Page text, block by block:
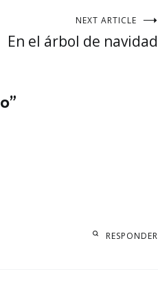
NEXT ARTICLE
En el árbol de navidad
”
RESPONDER